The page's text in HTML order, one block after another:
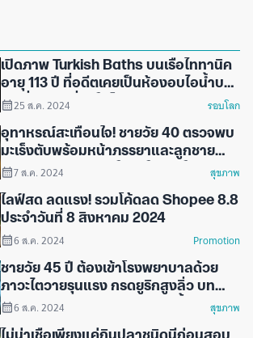
เปิดภาพ Turkish Baths บนเรือไททานิค
อายุ 113 ปี ที่อดีตเคยเป็นห้องอบไอน้ำบน
เรือที่หรูหราที่สุดในโลก
25 ส.ค. 2024 รอบโลก
อุทาหรณ์สะเทือนใจ! ชายวัย 40 ตรวจพบ
มะเร็งตับพร้อมหน้าภรรยาและลูกชาย
เพียงเพราะความเข้าใจผิดในการใช้ "ตู้
7 ส.ค. 2024 สุขภาพ
ไลฟ์สด ลดแรง! รวมโค้ดลด Shopee 8.8
ประจำวันที่ 8 สิงหาคม 2024
6 ส.ค. 2024 Promotion
ชายวัย 45 ปี ต้องเข้าโรงพยาบาลด้วย
ภาวะไตวายรุนแรง กรดยูริกสูงลิ่ว บท
เรียนสำคัญคือห้ามทำ 4 อย่างนี้ก่อนนอน
6 ส.ค. 2024 สุขภาพ